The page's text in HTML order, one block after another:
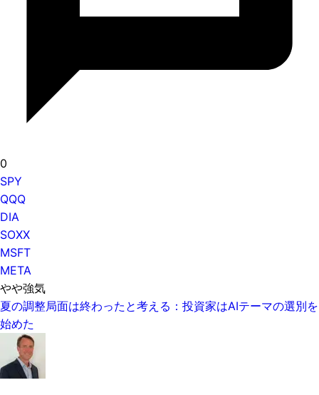
0
SPY
QQQ
DIA
SOXX
MSFT
META
やや強気
夏の調整局面は終わったと考える：投資家はAIテーマの選別を
始めた